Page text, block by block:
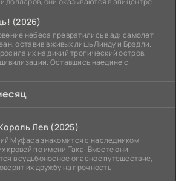
(2026)
небеса превратились в ад: самолет
оставив в живых лишь Линду и Брэдли.
их на дикий тропический остров,
Оставшись наедине с
Лев (2025)
Муфаса знакомится с наследником
кровей по имени Така. Вместе они
в судьбоносное опасное путешествие,
их дружбу на прочность.